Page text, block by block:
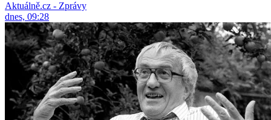
Aktuálně.cz - Zprávy
dnes, 09:28